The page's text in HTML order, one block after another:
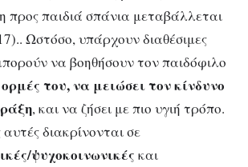
προς παιδιά σπάνια μεταβάλλεται
Ωστόσο, υπάρχουν διαθέσιμες
να βοηθήσουν τον παιδόφιλο
του, να μειώσει τον κίνδυνο
, και να ζήσει με πιο υγιή τρόπο.
αυτές διακρίνονται σε
ψυχοκοινωνικές και